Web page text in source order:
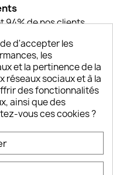
94% de nos clients
de 10h à 18H

d'accepter les
les
et la pertinence de la
réseaux sociaux et à la
des fonctionnalités
ainsi que des
vous ces cookies ?